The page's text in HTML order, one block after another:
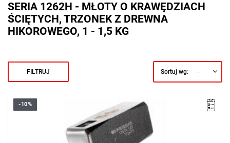
SERIA 1262H - MŁOTY O KRAWĘDZIACH
ŚCIĘTYCH, TRZONEK Z DREWNA
HIKOROWEGO, 1 - 1,5 KG
FILTRUJ Sortuj wg: --
Długość: 245 mm,
Typ gwarancji:L
-10%